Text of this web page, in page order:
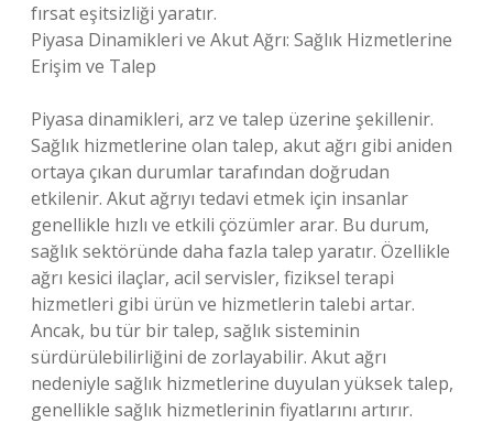
fırsat eşitsizliği yaratır.
Piyasa Dinamikleri ve Akut Ağrı: Sağlık Hizmetlerine
Erişim ve Talep
Piyasa dinamikleri, arz ve talep üzerine şekillenir.
Sağlık hizmetlerine olan talep, akut ağrı gibi aniden
ortaya çıkan durumlar tarafından doğrudan
etkilenir. Akut ağrıyı tedavi etmek için insanlar
genellikle hızlı ve etkili çözümler arar. Bu durum,
sağlık sektöründe daha fazla talep yaratır. Özellikle
ağrı kesici ilaçlar, acil servisler, fiziksel terapi
hizmetleri gibi ürün ve hizmetlerin talebi artar.
Ancak, bu tür bir talep, sağlık sisteminin
sürdürülebilirliğini de zorlayabilir. Akut ağrı
nedeniyle sağlık hizmetlerine duyulan yüksek talep,
genellikle sağlık hizmetlerinin fiyatlarını artırır.